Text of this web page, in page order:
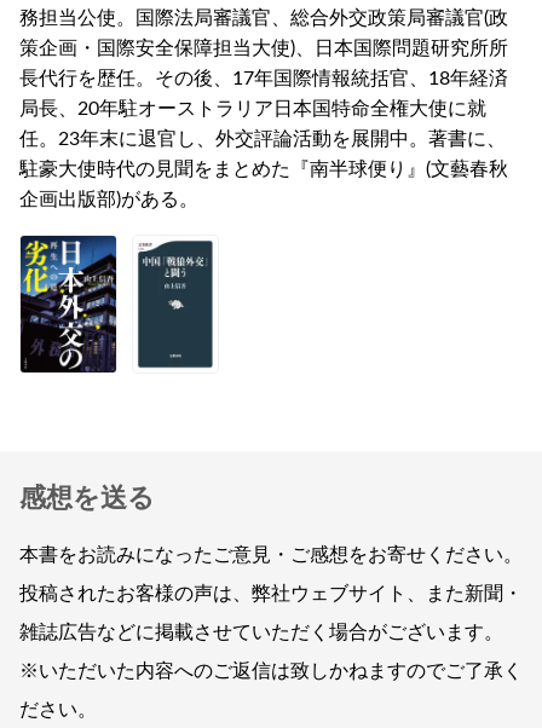
務担当公使。国際法局審議官、総合外交政策局審議官(政
策企画・国際安全保障担当大使)、日本国際問題研究所所
長代行を歴任。その後、17年国際情報統括官、18年経済
局長、20年駐オーストラリア日本国特命全権大使に就
任。23年末に退官し、外交評論活動を展開中。著書に、
駐豪大使時代の見聞をまとめた『南半球便り』(文藝春秋
企画出版部)がある。
感想を送る
本書をお読みになったご意見・ご感想をお寄せください。
投稿されたお客様の声は、弊社ウェブサイト、また新聞・
雑誌広告などに掲載させていただく場合がございます。
※いただいた内容へのご返信は致しかねますのでご了承く
ださい。